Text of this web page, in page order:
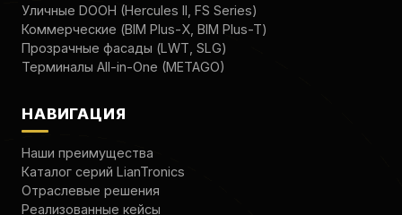
Уличные DOOH (Hercules II, FS Series)
Коммерческие (BIM Plus-X, BIM Plus-T)
Прозрачные фасады (LWT, SLG)
Терминалы All-in-One (METAGO)
НАВИГАЦИЯ
Наши преимущества
Каталог серий LianTronics
Отраслевые решения
Реализованные кейсы